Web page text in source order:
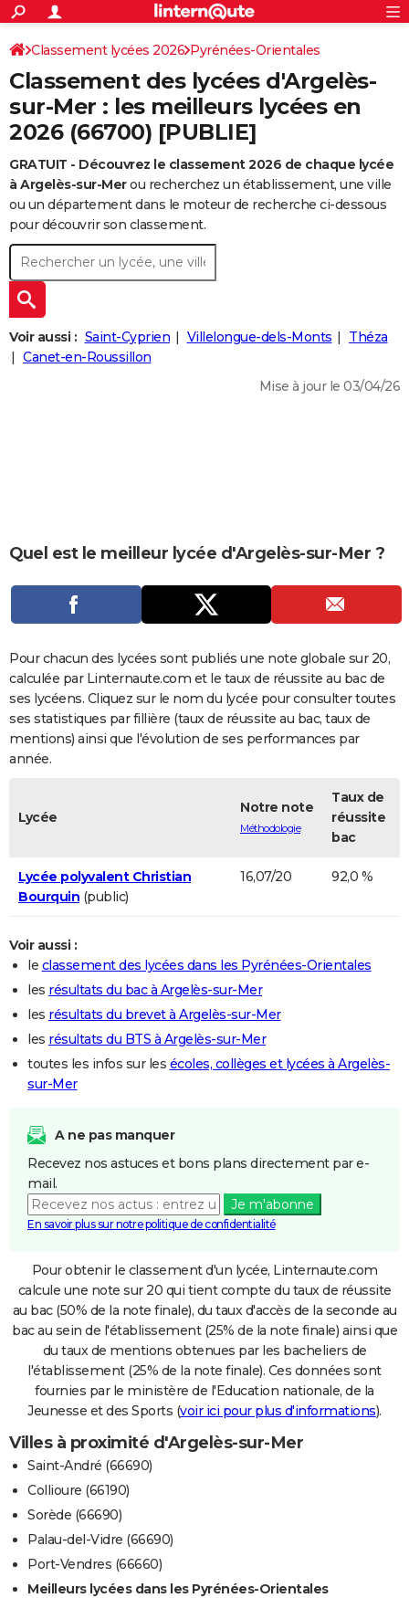
ACTUALITÉS
Politique
Société
Faits Divers
Education
Monde
Villes
+
SPORT
Coupe du monde 2026
Football
Tennis
Cyclisme
Rugby
Forum
Programme TV
TNT
Streaming
Cinéma
Sorties cinéma
Musique
+
FINANCE
Retraite
Impôts
Epargne
Immobilier
Risques naturels par ville
Banque
Assurance
Crédit
AUTO
Essais
Réserver un essai
Citadines
Berlines
SUV
Forum auto
+
HIGH-TECH
BRICOLAGE
Forum
Aménagement intérieur
Extérieur
Cuisine
Salle de bains
Jardinage
Rangement
+WEEK-END
Guides de France
Escapades
Patrimoine
Expositions
Musées
Week-end nature
+
LIFESTYLE
Art de vivre
Bien-être
Loisirs
Mode
Modes de vie
SANTE
Dictionnaire
Biographies
Expressions
Proverbes
PROGRAMME TV
COPAINS D'AVANT
S'inscrire
Se connecter
Lycées
Collèges
Primaires
Universités
Entreprises
Service militaire
Avis de recherche
AVIS DE DÉCÈS
FORUM
Bricolage
Lifestyle
Culture
Sport
Auto
Television
Voyage
Cinema
Rechercher
S'inscrire
Connexion
Classement lycées 2026 Pyrénées-Orientales
Classement des lycées d'Argelès-
sur-Mer : les meilleurs lycées en
2026 (66700) [PUBLIE]
GRATUIT - Découvrez le classement 2026 de chaque lycée
à Argelès-sur-Merou recherchez un établissement, une ville
ou un département dans le moteur de recherche ci-dessous
pour découvrir son classement.
Voir aussi : Saint-Cyprien Villelongue-dels-Monts
Théza
Canet-en-Roussillon
Mise à jour le 03/04/26
Quel est le meilleur lycée d'Argelès-sur-Mer ?
Pour chacun des lycées sont publiés une note globale sur 20,
calculée par Linternaute.com et le taux de réussite au bac de
ses lycéens. Cliquez sur le nom du lycée pour consulter toutes
ses statistiques par fillière (taux de réussite au bac, taux de
mentions) ainsi que l'évolution de ses performances par
année.
Lycée
Notre note
Méthodologie
Taux de
réussite
bac
Lycée polyvalent Christian
Bourquin (public)
16,07/20 92,0 %
Voir aussi :
le classement des lycées dans les Pyrénées-Orientales
les résultats du bac à Argelès-sur-Mer
les résultats du brevet à Argelès-sur-Mer
les résultats du BTS à Argelès-sur-Mer
toutes les infos sur les écoles, collèges et lycées à Argelès-
sur-Mer
A ne pas manquer
Recevez nos astuces et bons plans directement par e-
mail.
Je m'abonne
En savoir plus sur notre politique de confidentialité
Pour obtenir le classement d'un lycée, Linternaute.com
calcule une note sur 20 qui tient compte du taux de réussite
au bac (50% de la note finale), du taux d'accès de la seconde au
bac au sein de l'établissement (25% de la note finale) ainsi que
du taux de mentions obtenues par les bacheliers de
l'établissement (25% de la note finale). Ces données sont
fournies par le ministère de l'Education nationale, de la
Jeunesse et des Sports (voir ici pour plus d'informations).
Villes à proximité d'Argelès-sur-Mer
Saint-André (66690)
Collioure (66190)
Sorède (66690)
Palau-del-Vidre (66690)
Port-Vendres (66660)
Meilleurs lycées dans les Pyrénées-Orientales